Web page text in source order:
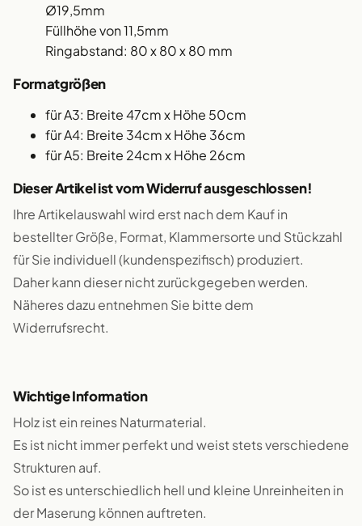
Ø19,5mm
Füllhöhe von 11,5mm
Ringabstand: 80 x 80 x 80 mm
Formatgrößen
für A3: Breite 47cm x Höhe 50cm
für A4: Breite 34cm x Höhe 36cm
für A5: Breite 24cm x Höhe 26cm
Dieser Artikel ist vom Widerruf ausgeschlossen!
Ihre Artikelauswahl wird erst nach dem Kauf in
bestellter Größe, Format, Klammersorte und Stückzahl
für Sie individuell (kundenspezifisch) produziert.
Daher kann dieser nicht zurückgegeben werden.
Näheres dazu entnehmen Sie bitte dem
Widerrufsrecht.
Wichtige Information
Holz ist ein reines Naturmaterial.
Es ist nicht immer perfekt und weist stets verschiedene
Strukturen auf.
So ist es unterschiedlich hell und kleine Unreinheiten in
der Maserung können auftreten.